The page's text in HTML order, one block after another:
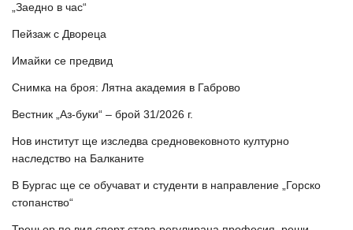
„Заедно в час“
Пейзаж с Двореца
Имайки се предвид
Снимка на броя: Лятна академия в Габрово
Вестник „Аз-буки“ – брой 31/2026 г.
Нов институт ще изследва средновековното културно
наследство на Балканите
В Бургас ще се обучават и студенти в направление „Горско
стопанство“